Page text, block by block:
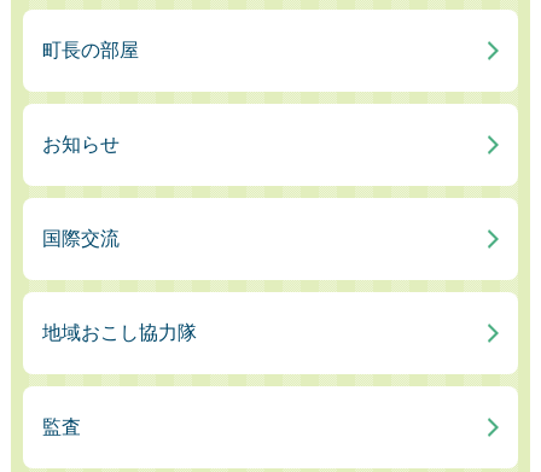
町長の部屋
お知らせ
国際交流
地域おこし協力隊
監査